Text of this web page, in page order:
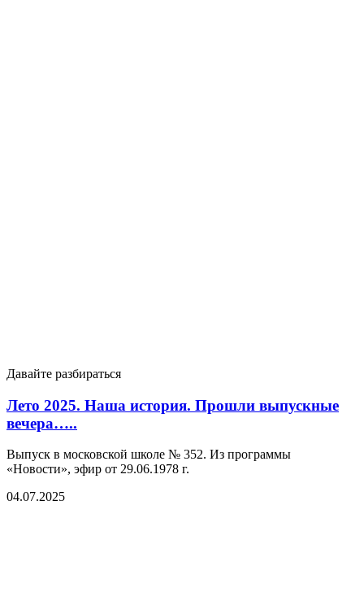
Давайте разбираться
Лето 2025. Наша история. Прошли выпускные
вечера…..
Выпуск в московской школе № 352. Из программы
«Новости», эфир от 29.06.1978 г.
04.07.2025